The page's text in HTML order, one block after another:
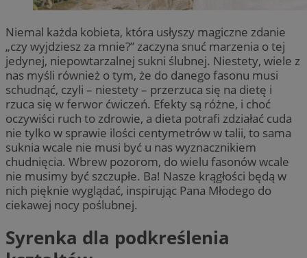
Niemal każda kobieta, która usłyszy magiczne zdanie
„czy wyjdziesz za mnie?” zaczyna snuć marzenia o tej
jedynej, niepowtarzalnej sukni ślubnej. Niestety, wiele z
nas myśli również o tym, że do danego fasonu musi
schudnąć, czyli – niestety – przerzuca się na dietę i
rzuca się w ferwor ćwiczeń. Efekty są różne, i choć
oczywiści ruch to zdrowie, a dieta potrafi zdziałać cuda
nie tylko w sprawie ilości centymetrów w talii, to sama
suknia wcale nie musi być u nas wyznacznikiem
chudnięcia. Wbrew pozorom, do wielu fasonów wcale
nie musimy być szczupłe. Ba! Nasze krągłości będą w
nich pięknie wyglądać, inspirując Pana Młodego do
ciekawej nocy poślubnej.
Syrenka dla podkreślenia